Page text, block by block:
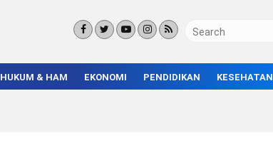
HUKUM & HAM EKONOMI PENDIDIKAN KESEHATAN